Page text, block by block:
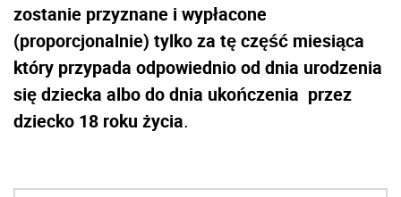
zostanie przyznane i wypłacone
(proporcjonalnie) tylko za tę część miesiąca
który przypada odpowiednio od dnia urodzenia
się dziecka albo do dnia ukończenia przez
dziecko 18 roku życia.